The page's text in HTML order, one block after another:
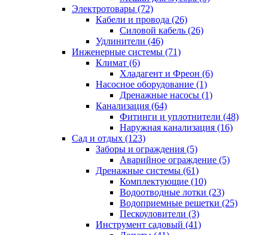
Электротовары (72)
Кабели и провода (26)
Силовой кабель (26)
Удлинители (46)
Инженерные системы (71)
Климат (6)
Хладагент и Фреон (6)
Насосное оборудование (1)
Дренажные насосы (1)
Канализация (64)
Фитинги и уплотнители (48)
Наружная канализация (16)
Сад и отдых (123)
Заборы и ограждения (5)
Аварийное ограждение (5)
Дренажные системы (61)
Комплектующие (10)
Водоотводные лотки (23)
Водоприемные решетки (25)
Пескоуловители (3)
Инструмент садовый (41)